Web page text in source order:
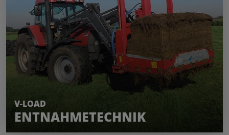
V-LOAD
ENTNAHMETECHNIK
MEHR ERFAHREN